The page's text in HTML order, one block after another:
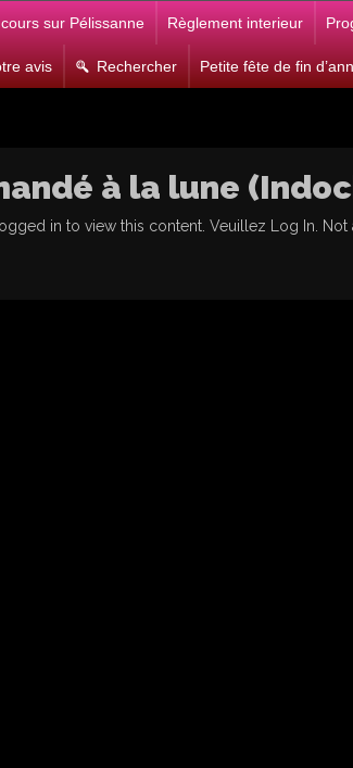
sur Pélissanne Règlement interieur
avis Rechercher Petite fête de fin
à la lune
in to view this content. Veuillez Log In .